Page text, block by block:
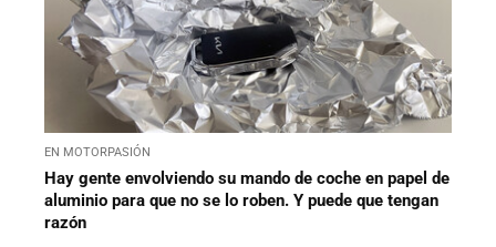
EN MOTORPASIÓN
Hay gente envolviendo su mando de coche en papel de
aluminio para que no se lo roben. Y puede que tengan
razón